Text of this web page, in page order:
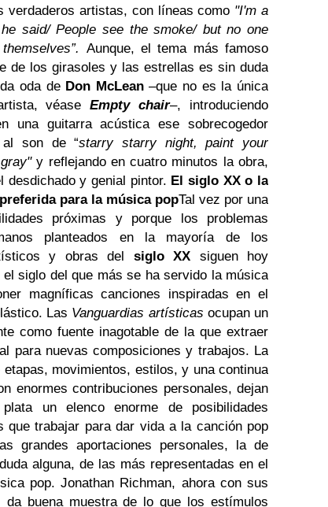
verdaderos artistas, con líneas como "I'm a
he said/ People see the smoke/ but no one
Aunque, el tema más famoso
de los girasoles y las estrellas es sin duda
oda de Don McLean–que no es la única
véaseEmpty chair–, introduciendo
una guitarra acústica ese sobrecogedor
al son de “starry starry night, paint your
gray"y reflejando en cuatro minutos la obra,
desdichado y genial pintor. El siglo XX o la
para la música popTal vez por una
próximas y porque los problemas
planteados en la mayoría de los
y obras del siglo XX siguen hoy
siglo del que más se ha servido la música
magníficas canciones inspiradas en el
Las Vanguardias artísticas ocupan un
como fuente inagotable de la que extraer
para nuevas composiciones y trabajos. La
etapas, movimientos, estilos, y una continua
enormes contribuciones personales, dejan
un elenco enorme de posibilidades
que trabajar para dar vida a la canción pop
grandes aportaciones personales, la de
alguna, de las más representadas en el
pop. Jonathan Richman, ahora con sus
da buena muestra de lo que los estímulos